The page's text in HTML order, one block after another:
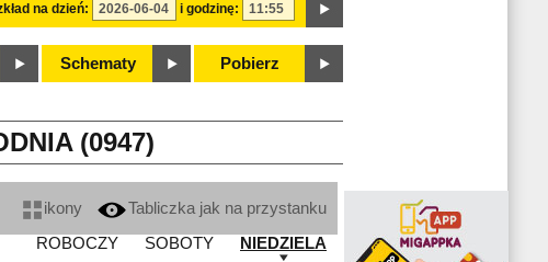
na dzień: i godzinę:
Schematy Pobierz
(0947)
ikony
Tabliczka jak na przystanku
ROBOCZY
SOBOTY
NIEDZIELA